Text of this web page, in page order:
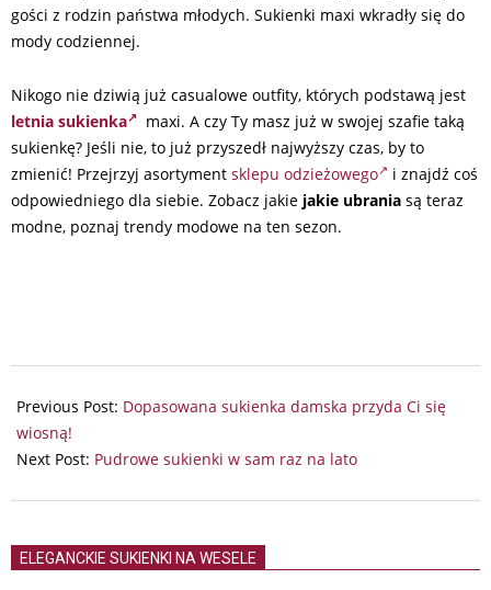
gości z rodzin państwa młodych. Sukienki maxi wkradły się do
mody codziennej.
Nikogo nie dziwią już casualowe outfity, których podstawą jest
letnia sukienka
maxi. A czy Ty masz już w swojej szafie taką
sukienkę? Jeśli nie, to już przyszedł najwyższy czas, by to
zmienić! Przejrzyj asortyment sklepu odzieżowego
i znajdź coś
odpowiedniego dla siebie. Zobacz jakie jakie ubrania są teraz
modne, poznaj trendy modowe na ten sezon.
04-
24
Previous Post: Dopasowana sukienka damska przyda Ci się
wiosną!
Next Post: Pudrowe sukienki w sam raz na lato
ELEGANCKIE SUKIENKI NA WESELE